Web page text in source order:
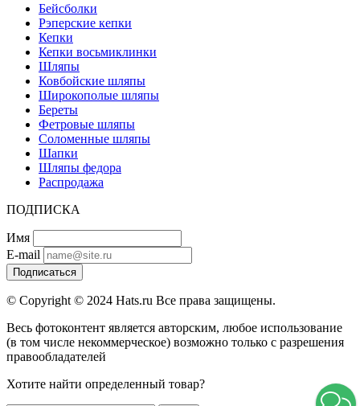
Бейсболки
Рэперские кепки
Кепки
Кепки восьмиклинки
Шляпы
Ковбойские шляпы
Широкополые шляпы
Береты
Фетровые шляпы
Соломенные шляпы
Шапки
Шляпы федора
Распродажа
ПОДПИСКА
Имя
E-mail
Подписаться
© Copyright © 2024 Hats.ru Все права защищены.
Весь фотоконтент является авторским, любое использование
(в том числе некоммерческое) возможно только с разрешения
правообладателей
Хотите найти определенный товар?